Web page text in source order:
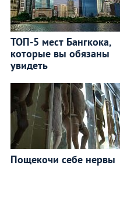
ТОП-5 мест Бангкока,
которые вы обязаны
увидеть
Пощекочи себе нервы